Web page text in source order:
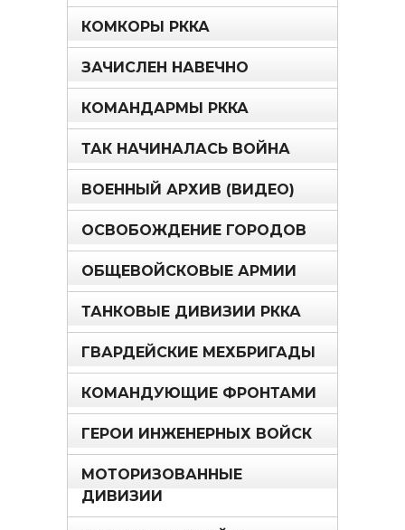
КОМКОРЫ РККА
ЗАЧИСЛЕН НАВЕЧНО
КОМАНДАРМЫ РККА
ТАК НАЧИНАЛАСЬ ВОЙНА
ВОЕННЫЙ АРХИВ (ВИДЕО)
ОСВОБОЖДЕНИЕ ГОРОДОВ
ОБЩЕВОЙСКОВЫЕ АРМИИ
ТАНКОВЫЕ ДИВИЗИИ РККА
ГВАРДЕЙСКИЕ МЕХБРИГАДЫ
КОМАНДУЮЩИЕ ФРОНТАМИ
ГЕРОИ ИНЖЕНЕРНЫХ ВОЙСК
МОТОРИЗОВАННЫЕ
ДИВИЗИИ